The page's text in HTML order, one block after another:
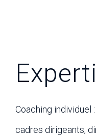
Coaching individuel
cadres dirigeants,